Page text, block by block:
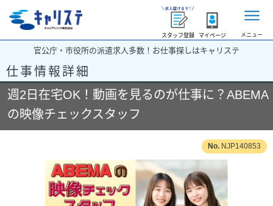
スタッフ登録 マイページ メニュー
官公庁・市役所の派遣求人多数！お仕事探しはキャリステ
仕事情報詳細
週2日在宅OK！動画を見るのが仕事に？ABEMA
の映像チェックスタッフ
NJP140853